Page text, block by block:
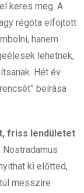
keres meg. A
régóta elfojtott
hanem
lehetnek,
Hét év
beírása
friss lendületet
Nostradamus
ki előtted,
messzire